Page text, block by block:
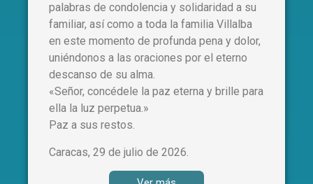
palabras de condolencia y solidaridad a su
familiar, así como a toda la familia Villalba
en este momento de profunda pena y dolor,
uniéndonos a las oraciones por el eterno
descanso de su alma.
«Señor, concédele la paz eterna y brille para
ella la luz perpetua.»
Paz a sus restos.
Caracas, 29 de julio de 2026.